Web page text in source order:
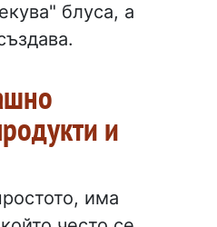
блуса, а
и
има